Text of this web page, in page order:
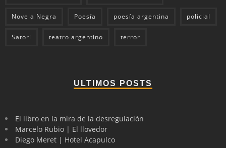
Novela Negra Poesía poesía argentina policial
Satori teatro argentino terror
ULTIMOS POSTS
El libro en la mira de la desregulación
Marcelo Rubio | El llovedor
Diego Meret | Hotel Acapulco